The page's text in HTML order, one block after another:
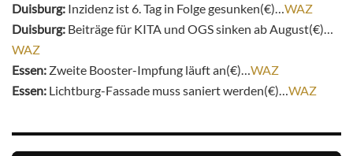
Duisburg: Inzidenz ist 6. Tag in Folge gesunken(€)…WAZ
Duisburg: Beiträge für KITA und OGS sinken ab August(€)…
WAZ
Essen: Zweite Booster-Impfung läuft an(€)…WAZ
Essen: Lichtburg-Fassade muss saniert werden(€)…WAZ